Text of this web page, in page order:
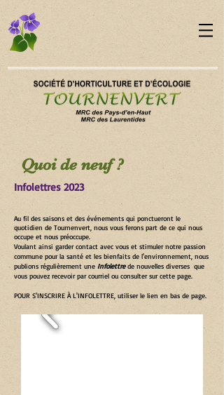
Quoi de neuf ?
Infolettres 2023
Au fil des saisons et des événements qui ponctueront le
quotidien de Tournenvert, nous vous ferons part de ce qui nous
occupe et nous préoccupe.
Voulant ainsi garder contact avec vous et stimuler notre passion
commune pour la santé et les bienfaits de l'environnement, nous
publions régulièrement une Infolettrede nouvelles diverses que
vous pouvez recevoir par courriel ou consulter sur cette page.
POUR S'INSCRIRE À L'INFOLETTRE, utiliser le lien en bas de page.